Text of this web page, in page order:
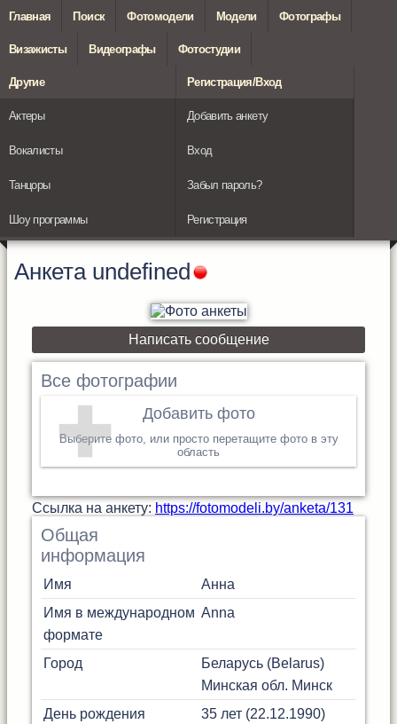
Главная Поиск Фотомодели Модели Фотографы
Визажисты Видеографы Фотостудии
Другие
Актеры
Вокалисты
Танцоры
Шоу программы
Регистрация/Вход
Добавить анкету
Вход
Забыл пароль?
Регистрация
Анкета undefined
Написать сообщение
Все фотографии
Добавить фото
Выберите фото, или просто перетащите фото в эту
область
Cсылка на анкету: https://fotomodeli.by/anketa/131
Общая
информация
Имя
Анна
Имя в международном
формате
Anna
Город
Беларусь (Belarus)
Минская обл. Минск
День рождения
35 лет (22.12.1990)